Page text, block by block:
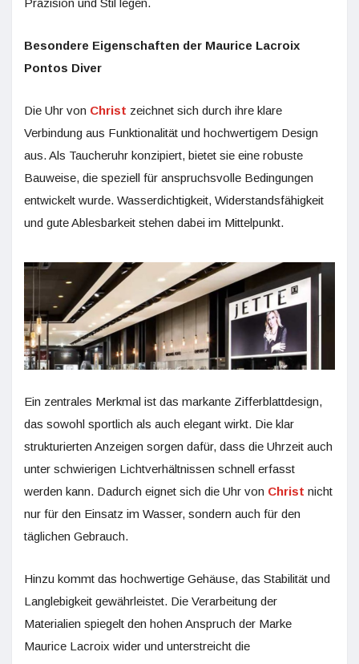
Präzision und Stil legen.
Besondere Eigenschaften der Maurice Lacroix
Pontos Diver
Die Uhr von Christ zeichnet sich durch ihre klare
Verbindung aus Funktionalität und hochwertigem Design
aus. Als Taucheruhr konzipiert, bietet sie eine robuste
Bauweise, die speziell für anspruchsvolle Bedingungen
entwickelt wurde. Wasserdichtigkeit, Widerstandsfähigkeit
und gute Ablesbarkeit stehen dabei im Mittelpunkt.
Ein zentrales Merkmal ist das markante Zifferblattdesign,
das sowohl sportlich als auch elegant wirkt. Die klar
strukturierten Anzeigen sorgen dafür, dass die Uhrzeit auch
unter schwierigen Lichtverhältnissen schnell erfasst
werden kann. Dadurch eignet sich die Uhr von Christ nicht
nur für den Einsatz im Wasser, sondern auch für den
täglichen Gebrauch.
Hinzu kommt das hochwertige Gehäuse, das Stabilität und
Langlebigkeit gewährleistet. Die Verarbeitung der
Materialien spiegelt den hohen Anspruch der Marke
Maurice Lacroix wider und unterstreicht die